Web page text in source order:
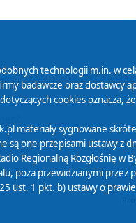
z Serwisu
technologii m.in. w
badawcze oraz
cookies oznacza,
materiały sygnowane
są one przepisami ustawy
Regionalną Rozgłośnię
poza przewidzianymi
ust. 1 pkt. b) ustawy o